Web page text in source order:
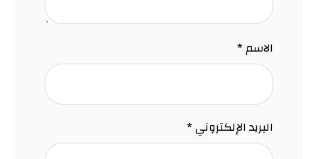
الاسم*
البريد الإلكتروني*